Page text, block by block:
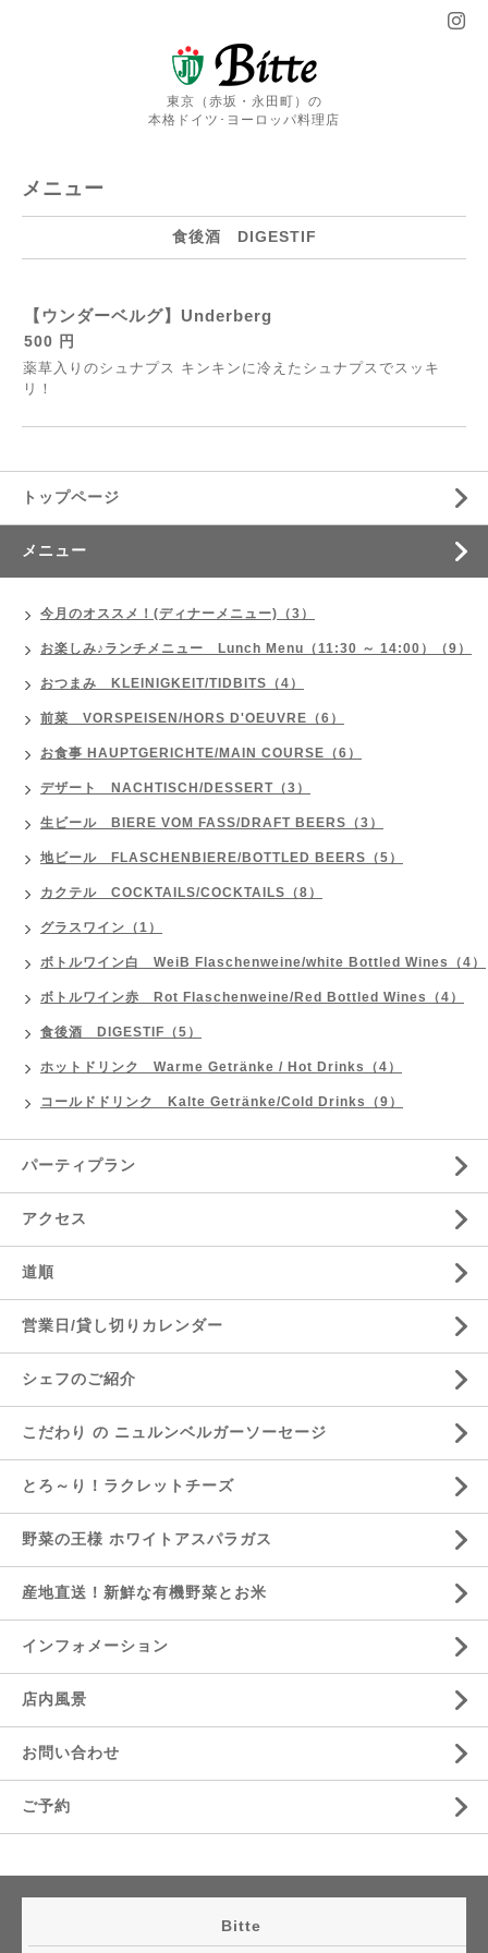
東京（赤坂・永田町）の
本格ドイツ･ヨーロッパ料理店
メニュー
食後酒 DIGESTIF
【ウンダーベルグ】Underberg
500 円
薬草入りのシュナプス キンキンに冷えたシュナプスでスッキ
リ！
トップページ
メニュー
今月のオススメ！(ディナーメニュー)（3）
お楽しみ♪ランチメニュー Lunch Menu（11:30 ～ 14:00）（9）
おつまみ KLEINIGKEIT/TIDBITS（4）
前菜 VORSPEISEN/HORS D'OEUVRE（6）
お食事 HAUPTGERICHTE/MAIN COURSE（6）
デザート NACHTISCH/DESSERT（3）
生ビール BIERE VOM FASS/DRAFT BEERS（3）
地ビール FLASCHENBIERE/BOTTLED BEERS（5）
カクテル COCKTAILS/COCKTAILS（8）
グラスワイン（1）
ボトルワイン白 WeiB Flaschenweine/white Bottled Wines（4）
ボトルワイン赤 Rot Flaschenweine/Red Bottled Wines（4）
食後酒 DIGESTIF（5）
ホットドリンク Warme Getränke / Hot Drinks（4）
コールドドリンク Kalte Getränke/Cold Drinks（9）
パーティプラン
アクセス
道順
営業日/貸し切りカレンダー
シェフのご紹介
こだわり の ニュルンベルガーソーセージ
とろ～り！ラクレットチーズ
野菜の王様 ホワイトアスパラガス
産地直送！新鮮な有機野菜とお米
インフォメーション
店内風景
お問い合わせ
ご予約
Bitte